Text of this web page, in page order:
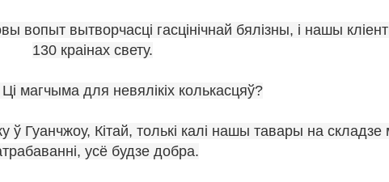
вопыт вытворчасці гасцінічнай бялізны, і нашы
130 краінах свету.
магчыма для невялікіх колькасцяў?
Гуанчжоу, Кітай, толькі калі нашы тавары на
усё будзе добра.